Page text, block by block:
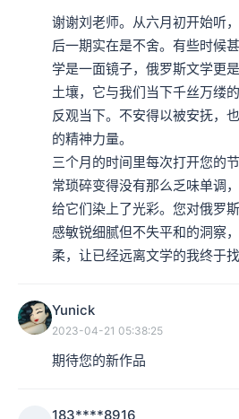
谢谢刘老师。从六月初开始听
后一期实在是不舍。有些时候
学是一面镜子，俄罗斯文学更
土壤，它与我们当下千丝万缕
反观当下。不安得以被安抚，
的精神力量。
三个月的时间里每次打开您的
常琐碎变得没有那么乏味单调
给它们染上了光彩。您对俄罗
感敏锐细腻但不失平和的洞察
柔，让已经远离文学的我终于
Yunick
2023-04-21 05:38:25
期待您的新作品
183****8916